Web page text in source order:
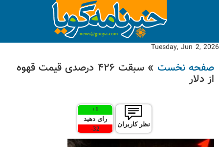
Tuesday, Jun 2, 2026
صفحه نخست » سبقت ۴۲۶ درصدی قیمت قهوه
از دلار
نظر کاربران
1
+
رای دهید
32
-